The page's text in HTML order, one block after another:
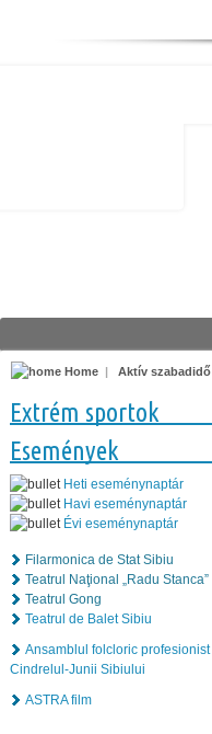
Home | Aktív szabadidő
Extrém sportok
Események
Heti eseménynaptár
Havi eseménynaptár
Évi eseménynaptár
Filarmonica de Stat Sibiu
Teatrul Naţional „Radu Stanca”
Teatrul Gong
Teatrul de Balet Sibiu
Ansamblul folcloric profesionist
Cindrelul-Junii Sibiului
ASTRA film